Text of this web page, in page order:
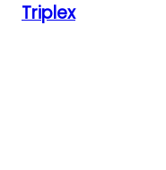
Triplex